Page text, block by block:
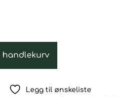
handlekurv
Legg til ønskeliste